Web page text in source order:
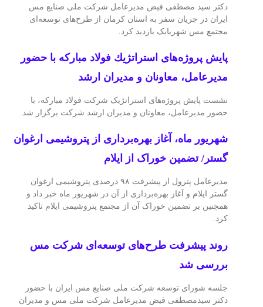
دکتر سید مصطفی فیض مدیرعامل شرکت ملی صنایع مس
ایران در جریان سفر به استان کرمان از طرح‌های توسعه‌ای
مجتمع مس شهربابک بازدید کرد.
پایش پروژه‌های استراتژیك فولاد مباركه با حضور
مدیرعامل، معاونان و مدیران ارشد
نشست پایش پروژه‌های استراتژیک شرکت فولاد مبارکه، با
حضور مدیرعامل، معاونان و مدیران ارشد شرکت برگزار شد.
شهریور ماه، آغاز بهره‌برداری از پتروشیمی ارغوان
گستر/ تضمین خوراک از ایلام
مدیرعامل پترول از پیشرفت ۹۸ درصدی پتروشیمی ارغوان
گستر ایلام و آغاز بهره‌برداری از آن در شهریور ماه خبر داد و
همچنین بر تضمین خوراک آن از مجتمع پتروشیمی ایلام تاکید
کرد.
روند پیشرفت طرح‌های توسعه‌ای شرکت مس
بررسی شد
جلسه شورای توسعه شرکت ملی صنایع مس ایران با حضور
دکتر سیدمصطفی فیض مدیرعامل شرکت ملی مس و مدیران